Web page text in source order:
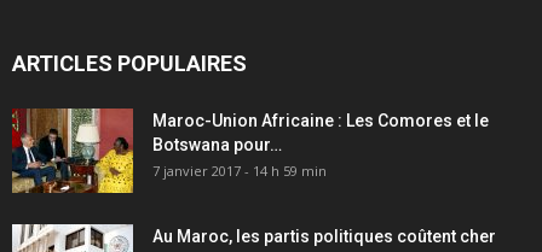
ARTICLES POPULAIRES
Maroc-Union Africaine : Les Comores et le
Botswana pour…
7 janvier 2017 - 14 h 59 min
Au Maroc, les partis politiques coûtent cher